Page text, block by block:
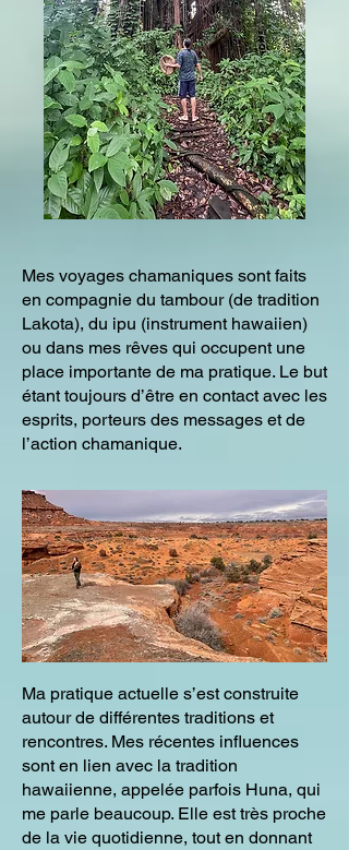
Mes voyages chamaniques sont faits
en compagnie du tambour (de tradition
Lakota), du ipu (instrument hawaiien)
ou dans mes rêves qui occupent une
place importante de ma pratique. Le but
étant toujours d’être en contact avec les
esprits, porteurs des messages et de
l’action chamanique.
Ma pratique actuelle s’est construite
autour de différentes traditions et
rencontres. Mes récentes influences
sont en lien avec la tradition
hawaiienne, appelée parfois Huna, qui
me parle beaucoup. Elle est très proche
de la vie quotidienne, tout en donnant